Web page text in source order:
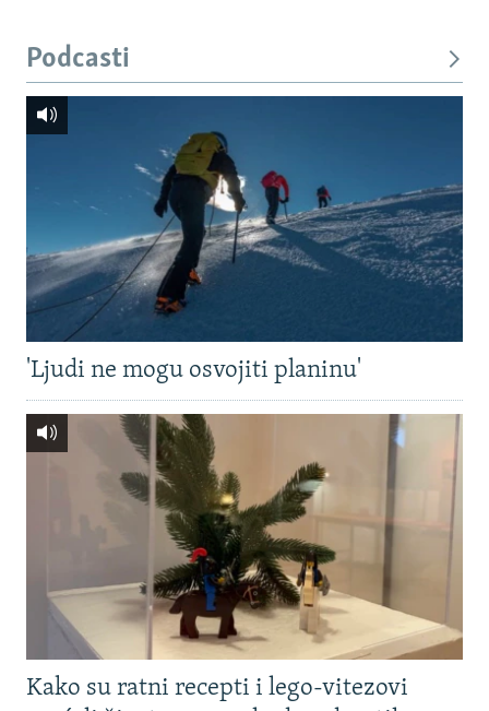
Podcasti
'Ljudi ne mogu osvojiti planinu'
Kako su ratni recepti i lego-vitezovi